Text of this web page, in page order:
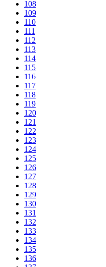
108
109
110
111
112
113
114
115
116
117
118
119
120
121
122
123
124
125
126
127
128
129
130
131
132
133
134
135
136